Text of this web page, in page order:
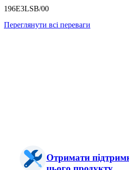
196E3LSB/00
Переглянути всі переваги
Отримати